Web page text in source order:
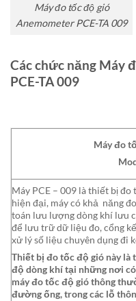
Máy đo tốc độ gió
Anemometer PCE-TA 009
Các chức năng Máy
PCE-TA 009
Máy đo
Máy PCE – 009 là thiết bị
hiện đại, máy có khả năng
toán lưu lượng dòng khí lưu
để lưu trữ dữ liệu đo, cổng
xử lý số liệu chuyên dụng đi
Thiết bị đo tốc độ gió này là
độ dòng khí tại những nơi
máy đo tốc độ gió thông
đường ống, trong các lỗ